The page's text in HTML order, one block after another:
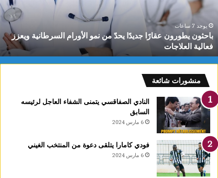
الأورام
السرطانية
ويعزز
فعالية
العلاجات
يوجد 7 ساعات
باحثون يطورون عقارًا جديدًا يحدّ من نمو الأورام السرطانية ويعزز
فعالية العلاجات
منشورات شائعة
النادي الصفاقسي يتمنى الشفاء العاجل لرئيسه
السابق
6 مارس 2024
فودي كامارا يتلقى دعوة من المنتخب الغيني
6 مارس 2024